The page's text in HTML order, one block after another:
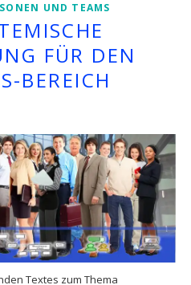
UND TEAMS
FÜR DEN
BEREICH
Textes zum Thema